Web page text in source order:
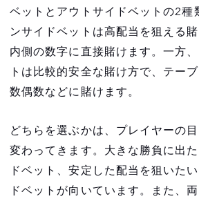
ベットとアウトサイドベットの2種
ンサイドベットは高配当を狙える
内側の数字に直接賭けます。一方
トは比較的安全な賭け方で、テー
数偶数などに賭けます。
どちらを選ぶかは、プレイヤーの
変わってきます。大きな勝負に出
ドベット、安定した配当を狙いた
ドベットが向いています。また、